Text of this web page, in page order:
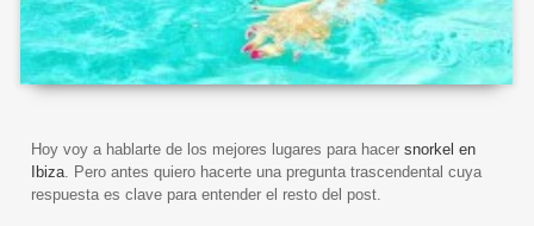
Hoy voy a hablarte de los mejores lugares para hacer snorkel en
Ibiza. Pero antes quiero hacerte una pregunta trascendental cuya
respuesta es clave para entender el resto del post.